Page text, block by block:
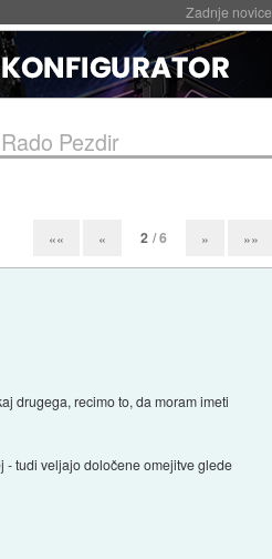
Zadnje novice
Pezdir
«« « 2 / 6 » »»
drugega, recimo to, da moram imeti
- tudi veljajo določene omejitve glede